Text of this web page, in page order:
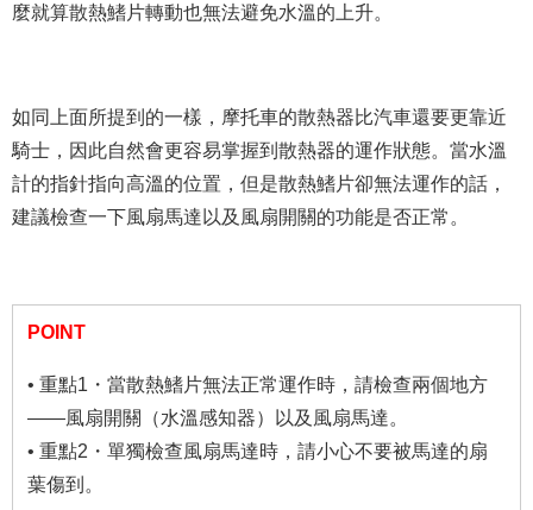
麼就算散熱鰭片轉動也無法避免水溫的上升。
如同上面所提到的一樣，摩托車的散熱器比汽車還要更靠近
騎士，因此自然會更容易掌握到散熱器的運作狀態。當水溫
計的指針指向高溫的位置，但是散熱鰭片卻無法運作的話，
建議檢查一下風扇馬達以及風扇開關的功能是否正常。
POINT
• 重點1・當散熱鰭片無法正常運作時，請檢查兩個地方
——風扇開關（水溫感知器）以及風扇馬達。
• 重點2・單獨檢查風扇馬達時，請小心不要被馬達的扇
葉傷到。